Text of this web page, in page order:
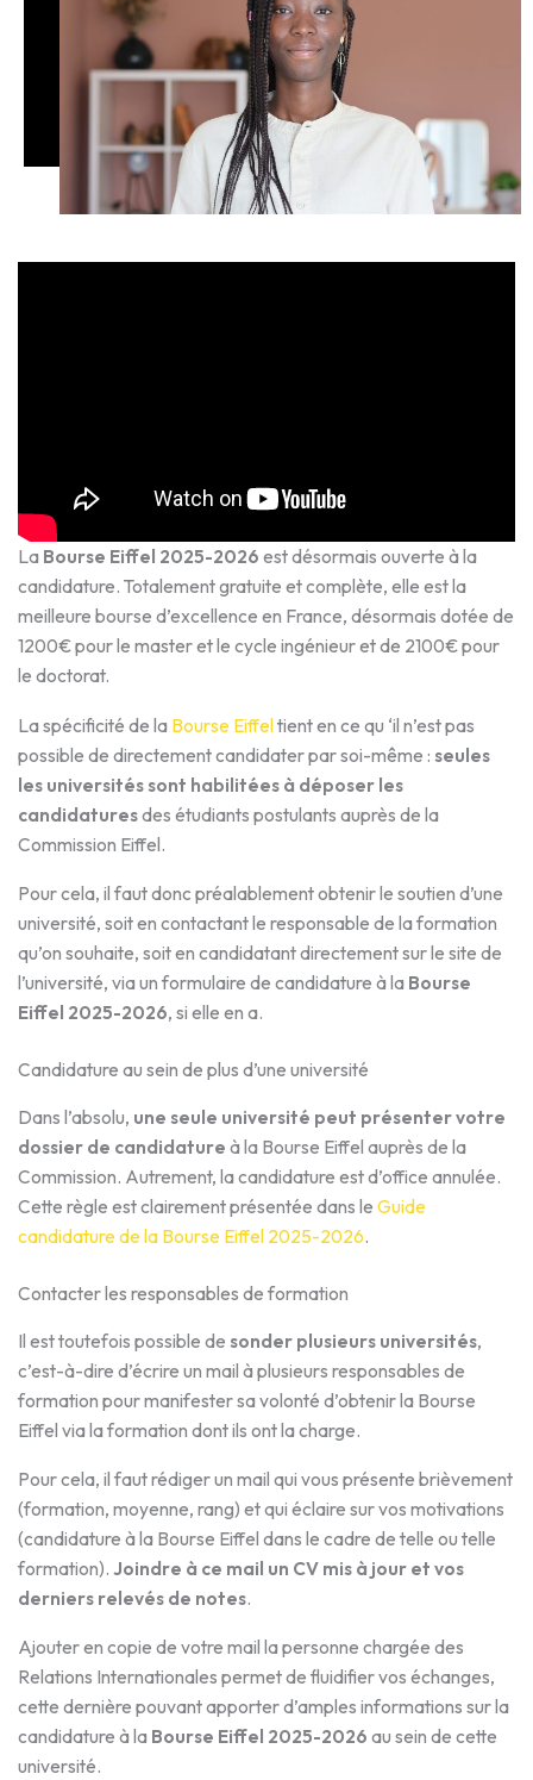
La Bourse Eiffel 2025-2026 est désormais ouverte à la
candidature. Totalement gratuite et complète, elle est la
meilleure bourse d’excellence en France, désormais dotée de
1200€ pour le master et le cycle ingénieur et de 2100€ pour
le doctorat.
La spécificité de la Bourse Eiffeltient en ce qu ‘il n’est pas
possible de directement candidater par soi-même : seules
les universités sont habilitées à déposer les
candidaturesdes étudiants postulants auprès de la
Commission Eiffel.
Pour cela, il faut donc préalablement obtenir le soutien d’une
université, soit en contactant le responsable de la formation
qu’on souhaite, soit en candidatant directement sur le site de
l’université, via un formulaire de candidature à la Bourse
Eiffel 2025-2026, si elle en a.
Candidature au sein de plus d’une université
Dans l’absolu, une seule université peut présenter votre
dossier de candidature à la Bourse Eiffel auprès de la
Commission. Autrement, la candidature est d’office annulée.
Cette règle est clairement présentée dans le Guide
candidature de la Bourse Eiffel 2025-2026.
Contacter les responsables de formation
Il est toutefois possible de sonder plusieurs universités,
c’est-à-dire d’écrire un mail à plusieurs responsables de
formation pour manifester sa volonté d’obtenir la Bourse
Eiffel via la formation dont ils ont la charge.
Pour cela, il faut rédiger un mail qui vous présente brièvement
(formation, moyenne, rang) et qui éclaire sur vos motivations
(candidature à la Bourse Eiffel dans le cadre de telle ou telle
formation). Joindre à ce mail un CV mis à jour et vos
derniers relevés de notes.
Ajouter en copie de votre mail la personne chargée des
Relations Internationales permet de fluidifier vos échanges,
cette dernière pouvant apporter d’amples informations sur la
candidature à la Bourse Eiffel 2025-2026 au sein de cette
université.